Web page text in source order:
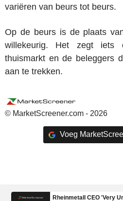
variëren van beurs tot beurs.
Op de beurs is de plaats
willekeurig. Het zegt iets
thuismarkt en de beleggers
aan te trekken.
© MarketScreener.com - 2026
Voeg